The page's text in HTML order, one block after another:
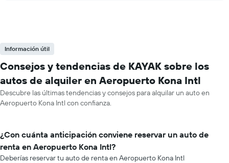
Información útil
Consejos y tendencias de KAYAK sobre los
autos de alquiler en Aeropuerto Kona Intl
Descubre las últimas tendencias y consejos para alquilar un auto en
Aeropuerto Kona Intl con confianza.
¿Con cuánta anticipación conviene reservar un auto de
renta en Aeropuerto Kona Intl?
Deberías reservar tu auto de renta en Aeropuerto Kona Intl